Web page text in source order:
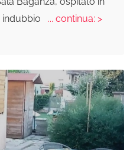
... continua: >